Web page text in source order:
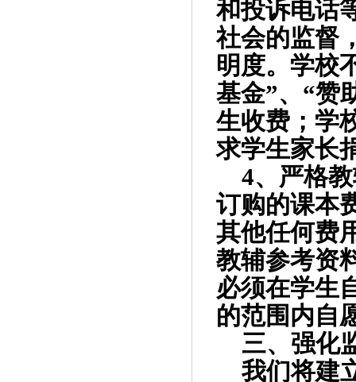
和投诉电话
社会的监督
明度。学校
基金”、“赞
生收费；学
求学生家长
4、严格
订购的课本
其他任何费
教辅参考资
必须在学生
的范围内自
三、强化
我们将建